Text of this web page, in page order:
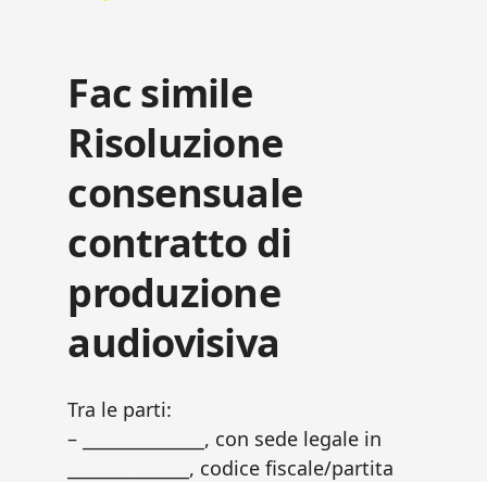
Fac simile
Risoluzione
consensuale
contratto di
produzione
audiovisiva​
Tra le parti:
– ______________, con sede legale in
______________, codice fiscale/partita